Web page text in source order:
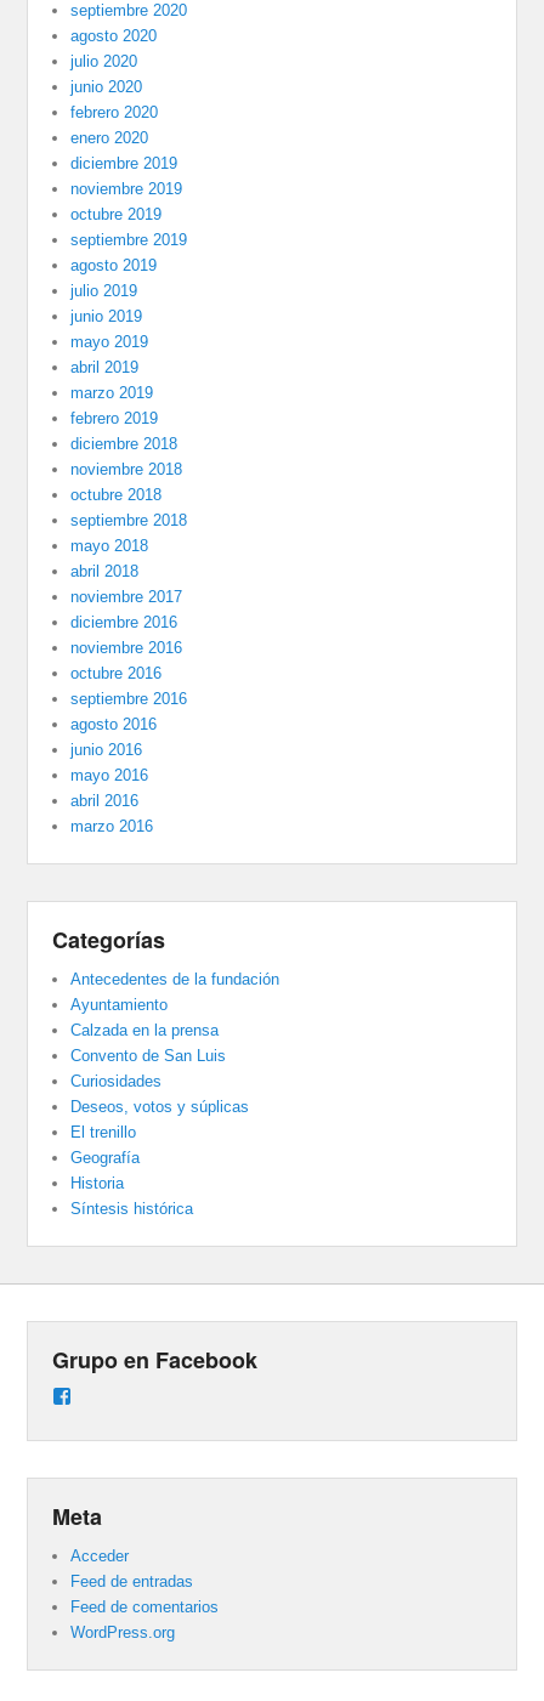
septiembre 2020
agosto 2020
julio 2020
junio 2020
febrero 2020
enero 2020
diciembre 2019
noviembre 2019
octubre 2019
septiembre 2019
agosto 2019
julio 2019
junio 2019
mayo 2019
abril 2019
marzo 2019
febrero 2019
diciembre 2018
noviembre 2018
octubre 2018
septiembre 2018
mayo 2018
abril 2018
noviembre 2017
diciembre 2016
noviembre 2016
octubre 2016
septiembre 2016
agosto 2016
junio 2016
mayo 2016
abril 2016
marzo 2016
Categorías
Antecedentes de la fundación
Ayuntamiento
Calzada en la prensa
Convento de San Luis
Curiosidades
Deseos, votos y súplicas
El trenillo
Geografía
Historia
Síntesis histórica
Grupo en Facebook
en
Meta
Acceder
Feed de entradas
Feed de comentarios
WordPress.org